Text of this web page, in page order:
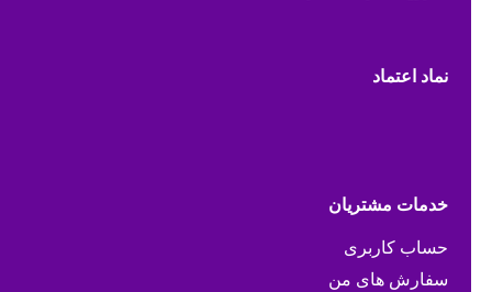
نماد اعتماد
خدمات مشتریان
حساب کاربری
سفارش های من